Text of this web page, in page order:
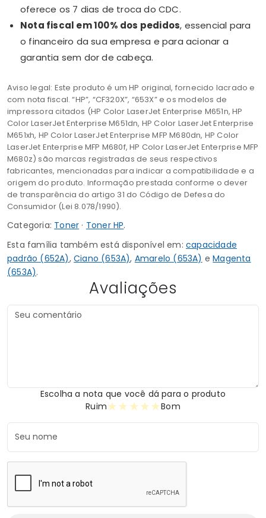
oferece os 7 dias de troca do CDC.
Nota fiscal em 100% dos pedidos, essencial para
o financeiro da sua empresa e para acionar a
garantia sem dor de cabeça.
Aviso legal: Este produto é um HP original, fornecido lacrado e
com nota fiscal. “HP”, “CF320X”, “653X” e os modelos de
impressora citados (HP Color LaserJet Enterprise M651n, HP
Color LaserJet Enterprise M651dn, HP Color LaserJet Enterprise
M651xh, HP Color LaserJet Enterprise MFP M680dn, HP Color
LaserJet Enterprise MFP M680f, HP Color LaserJet Enterprise MFP
M680z) são marcas registradas de seus respectivos
fabricantes, mencionadas para indicar a compatibilidade e a
origem do produto. Informação prestada conforme o dever
de transparência do artigo 31 do Código de Defesa do
Consumidor (Lei 8.078/1990).
Categoria: Toner · Toner HP.
Esta família também está disponível em: capacidade
padrão (652A),Ciano (653A), Amarelo (653A) eMagenta
(653A).
Avaliações
Escolha a nota que você dá para o produto
Ruim
★
★
★
★
★ Bom